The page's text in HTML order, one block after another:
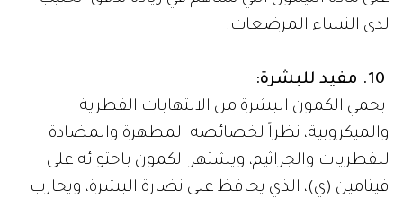
لدى النساء المرضعات.
يحمي الكمون البشرة من الالتهابات الفطرية
والميكروبية، نظراً لخصائصه المطهرة والمضادة
للفطريات والجراثيم، ويشتهر الكمون باحتوائه على
فيتامين (ي)، الذي يحافظ على نضارة البشرة، ويحارب